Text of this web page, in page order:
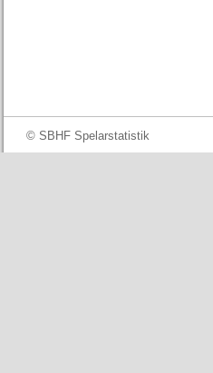
© SBHF Spelarstatistik